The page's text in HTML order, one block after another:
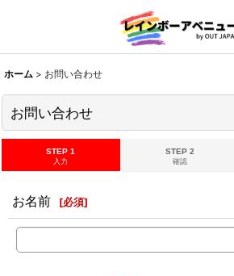
ホーム > お問い合わせ
お問い合わせ
STEP 1
入力
STEP 2
確認
お名前 [必須]